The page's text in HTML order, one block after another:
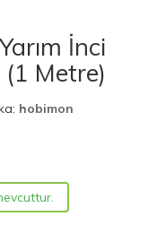
İnci
Metre)
hobimon